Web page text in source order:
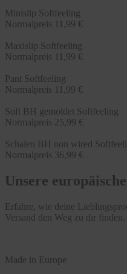
Minislip Softfeeling
Normalpreis 11,99 €
Maxislip Softfeeling
Normalpreis 11,99 €
Pant Softfeeling
Normalpreis 11,99 €
Soft BH gemoldet Softfeeling
Normalpreis 25,99 €
Schalen BH non wired
Normalpreis 36,99 €
Unsere
Erfahre, wie deine
Versand den Weg zu dir finden.
Made in Europe